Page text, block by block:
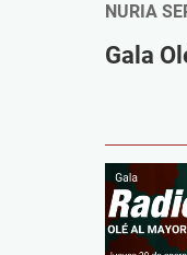
NURIA
Gala